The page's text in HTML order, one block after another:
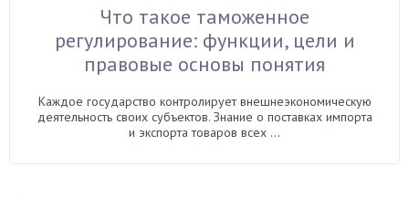
Что такое таможенное
регулирование: функции, цели и
правовые основы понятия
Каждое государство контролирует внешнеэкономическую
деятельность своих субъектов. Знание о поставках импорта
и экспорта товаров всех ...